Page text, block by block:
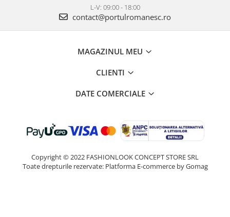
L-V: 09:00 - 18:00
contact@portulromanesc.ro
MAGAZINUL MEU
CLIENTI
DATE COMERCIALE
Copyright © 2022 FASHIONLOOK CONCEPT STORE SRL
Toate drepturile rezervate: Platforma E-commerce by Gomag